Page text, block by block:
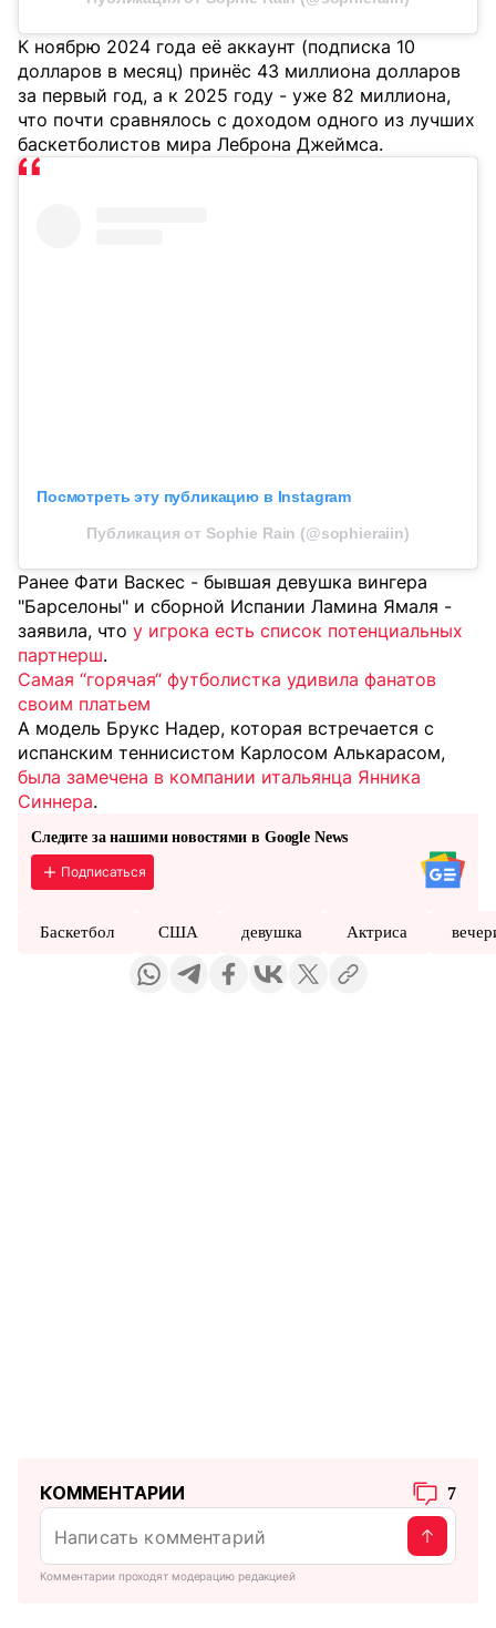
К ноябрю 2024 года её аккаунт (подписка 10
долларов в месяц) принёс 43 миллиона долларов
за первый год, а к 2025 году - уже 82 миллиона,
что почти сравнялось с доходом одного из лучших
баскетболистов мира Леброна Джеймса.
Посмотреть эту публикацию в Instagram
Публикация от Sophie Rain (@sophieraiin)
Ранее Фати Васкес - бывшая девушка вингера
"Барселоны" и сборной Испании Ламина Ямаля -
заявила, что у игрока есть список потенциальных
партнерш.
Самая “горячая“ футболистка удивила фанатов
своим платьем
А модель Брукс Надер, которая встречается с
испанским теннисистом Карлосом Алькарасом,
была замечена в компании итальянца Янника
Синнера.
Следите за нашими новостями в Google News
Подписаться
Баскетбол США девушка Актриса
КОММЕНТАРИИ 7
Комментарии проходят модерацию редакцией